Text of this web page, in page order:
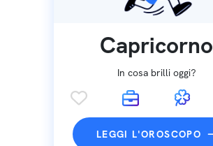
Capricorno
In cosa brilli oggi?
LEGGI L'OROSCOPO